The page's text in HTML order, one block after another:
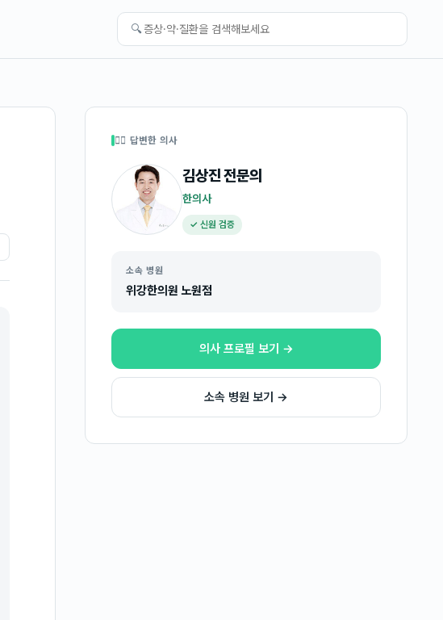
🔍
👩‍⚕️ 답변한 의사
김상진전문의
한의사
✓ 신원 검증
소속 병원
위강한의원 노원점
의사 프로필 보기 →
소속 병원 보기 →